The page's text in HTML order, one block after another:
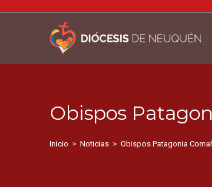
Obispos
Inicio > Noticias > Obispos Patagonia